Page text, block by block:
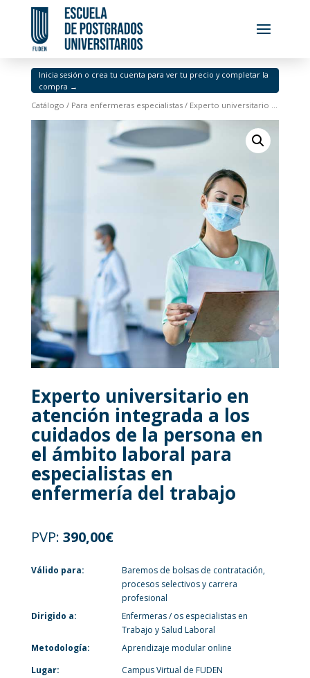
Catálogo / Para enfermeras especialistas/ Experto universitario en atención integrada a los cuidados de la persona en el ámbito laboral para especialistas en enfermería del trabajo
Inicia sesión o crea tu cuenta para ver tu precio y completar la
compra →
Experto universitario en
atención integrada a los
cuidados de la persona en
el ámbito laboral para
especialistas en
enfermería del trabajo
PVP: 390,00€
Válido para:
Baremos de bolsas de contratación,
procesos selectivos y carrera
profesional
Dirigido a:
Enfermeras / os especialistas en
Trabajo y Salud Laboral
Metodología:
Aprendizaje modular online
Lugar:
Campus Virtual de FUDEN